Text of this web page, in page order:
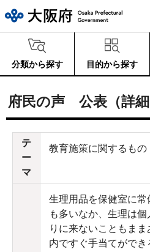
分類から探す 目的から探す
府民の声 公表（詳細
テ
ー
マ
教育施策に関するもの
生理用品を保健室に
も多いなか、生理は
りに来ないこともま
内ですぐ手当てがで